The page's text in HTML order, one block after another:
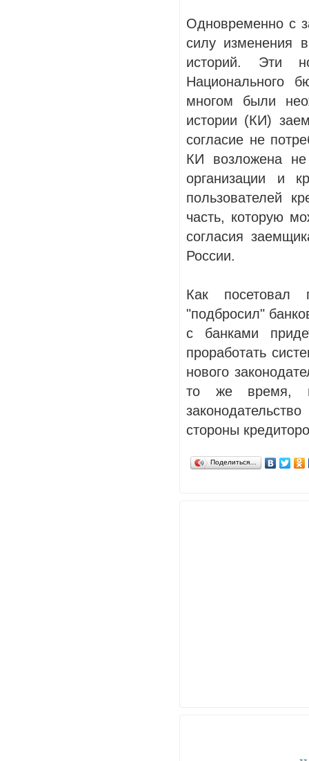
Одновременно с
силу изменения
историй. Эти
Национального
многом были
истории (КИ)
согласие не
КИ возложена
организации и
пользователей
часть, которую
согласия
России.
Как посетовал
"подбросил"
с банками
проработать
нового
то же время,
стороны
Поделиться…